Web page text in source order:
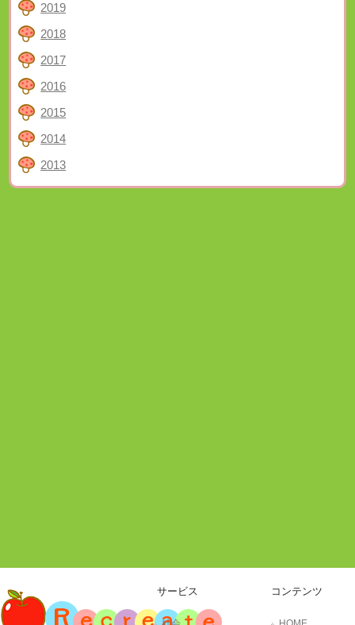
2019
2018
2017
2016
2015
2014
2013
サービス コンテンツ